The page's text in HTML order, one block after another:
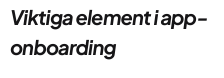
Viktiga element i app-
onboarding